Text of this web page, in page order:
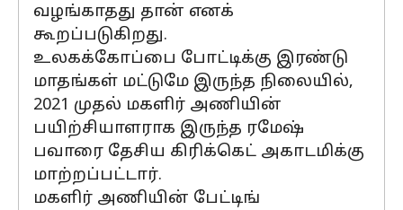
வழங்காதது தான் எனக்
கூறப்படுகிறது.
உலகக்கோப்பை போட்டிக்கு இரண்டு
மாதங்கள் மட்டுமே இருந்த நிலையில்,
2021 முதல் மகளிர் அணியின்
பயிற்சியாளராக இருந்த ரமேஷ்
பவாரை தேசிய கிரிக்கெட் அகாடமிக்கு
மாற்றப்பட்டார்.
மகளிர் அணியின் பேட்டிங்